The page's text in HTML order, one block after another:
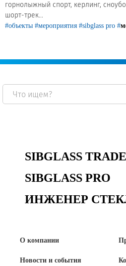
горнолыжный спорт, керлинг,
шорт-трек...
#объекты #мероприятия #sibglass pro #
SIBGLASS TRADE
SIBGLASS PRO
ИНЖЕНЕР
О компании
Новости и события